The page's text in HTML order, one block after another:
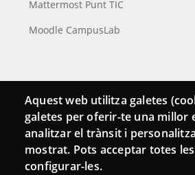
Mattermost Punt TIC
Moodle CampusLab
Connecta
Bustia de contacte
Butlletins
Aquest web utilitza galetes
galetes per oferir-te una millor
analitzar el trànsit i
mostrat. Pots acceptar totes
configurar-les.